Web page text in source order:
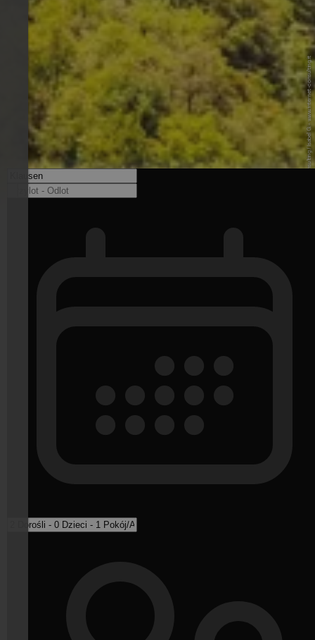
© Internet Consulting / Isabel G. - www.internet-consulting.it